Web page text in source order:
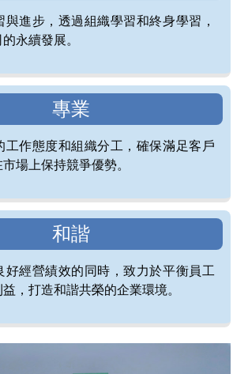
與進步，透過組織學習和終身學習，
永續發展。
專業
工作態度和組織分工，確保滿足客戶
場上保持競爭優勢。
和諧
好經營績效的同時，致力於平衡員工
，打造和諧共榮的企業環境。